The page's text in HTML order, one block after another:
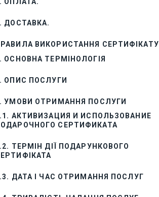
ДОСТАВКА.
ВИКОРИСТАННЯ СЕРТИФІКАТУ
ОСНОВНА ТЕРМІНОЛОГІЯ
ОПИС ПОСЛУГИ
УМОВИ ОТРИМАННЯ ПОСЛУГИ
АКТИВИЗАЦИЯ И ИСПОЛЬЗОВАНИЕ
СЕРТИФИКАТА
ТЕРМІН ДІЇ ПОДАРУНКОВОГО
ДАТА І ЧАС ОТРИМАННЯ ПОСЛУГ